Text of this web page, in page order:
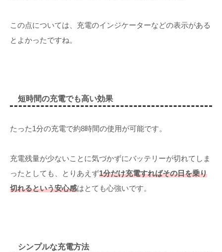
この点については、充電のインジケーターなどの表示がある
とよかったですね。
短時間の充電でも高い効果
たった1分の充電で約8時間の使用が可能です。
充電残量が少ないことに気づかずにバッテリーが切れてしま
ったとしても、とりあえず1分だけ充電すればその日を乗り
切れるという安心感はとても心強いです。
シンプルな充電方法